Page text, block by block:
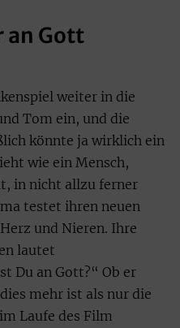
an Gott
weiter in die
Tom ein, und die
könnte ja wirklich ein
wie ein Mensch,
in nicht allzu ferner
testet ihren neuen
und Nieren. Ihre
lautet
Du an Gott?“ Ob er
mehr ist als nur die
Laufe des Film